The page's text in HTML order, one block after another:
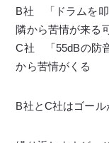
B社 「ドラムを
隣から苦情が来る
C社 「55dBの防
から苦情がくる
B社とC社はゴール